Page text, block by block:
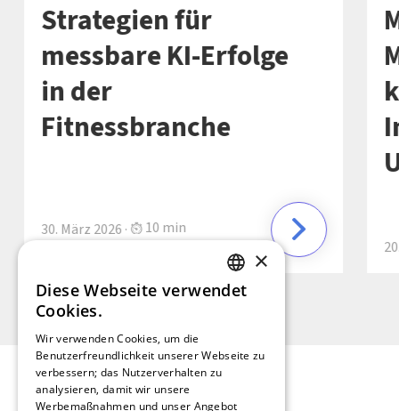
Strategien für
messbare KI-Erfolge
in der
Fitnessbranche
30. März 2026 · 10 min
GERMAN
×
Diese Webseite verwendet
Cookies.
Wir verwenden Cookies, um die
Benutzerfreundlichkeit unserer Webseite zu
verbessern; das Nutzerverhalten zu
analysieren, damit wir unsere
Werbemaßnahmen und unser Angebot